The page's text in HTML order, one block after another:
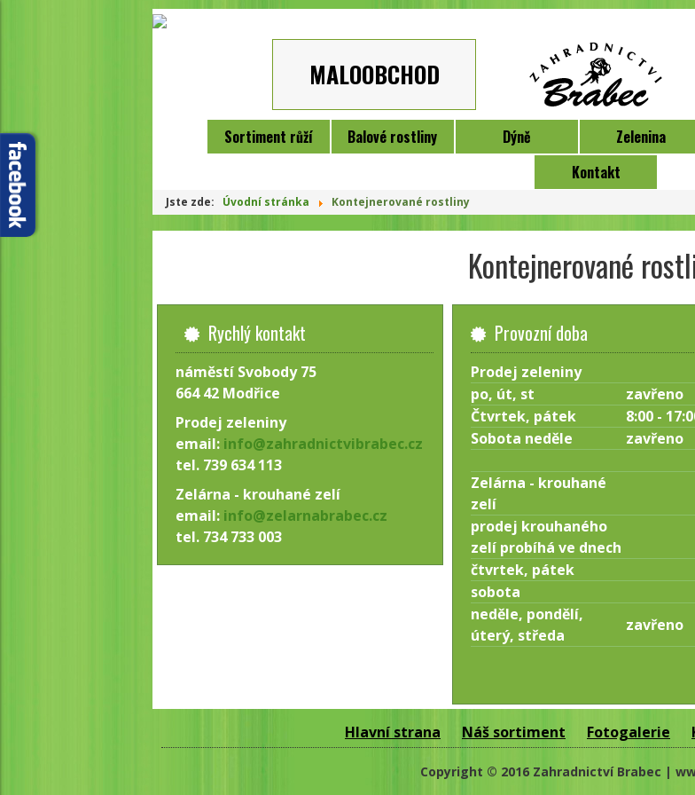
MALOOBCHOD
Sortiment růží Balové rostliny Dýně Zelenina
Kontakt
Jste zde: Úvodní stránka Kontejnerované rostliny
Kontejnerované
Rychlý kontakt
náměstí Svobody 75
664 42 Modřice
Prodej zeleniny
email: info@zahradnictvibrabec.cz
tel. 739 634 113
Zelárna - krouhané zelí
email: info@zelarnabrabec.cz
tel. 734 733 003
Provozní doba
Prodej zeleniny
po, út, st
zavřeno
Čtvrtek, pátek
8:00 -
Sobota neděle
zavřeno
Zelárna - krouhané
zelí
prodej krouhaného
zelí probíhá ve dnech
čtvrtek, pátek
sobota
neděle, pondělí,
úterý, středa
zavřeno
Hlavní strana Náš sortiment Fotogalerie
Copyright © 2016 Zahradnictví Brabec |